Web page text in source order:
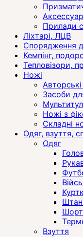
Прилади
Ліхтарі, ЛЦВ
Спорядження
Кемпінг,
Тепловізори,
Ножі
Засоби
Ножі з
Складні
Одяг, взуття,
Одяг
Взуття